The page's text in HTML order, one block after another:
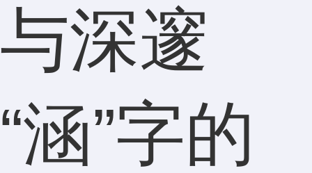
与深邃
“涵”字的